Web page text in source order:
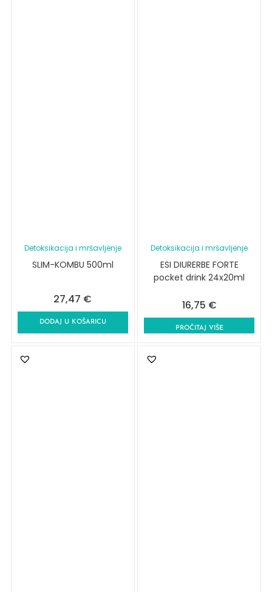
Detoksikacija i mršavljenje
SLIM-KOMBU 500ml
27,47 €
DODAJ U KOŠARICU
Detoksikacija i mršavljenje
ESI DIURERBE FORTE
pocket drink 24x20ml
16,75 €
PROČITAJ VIŠE